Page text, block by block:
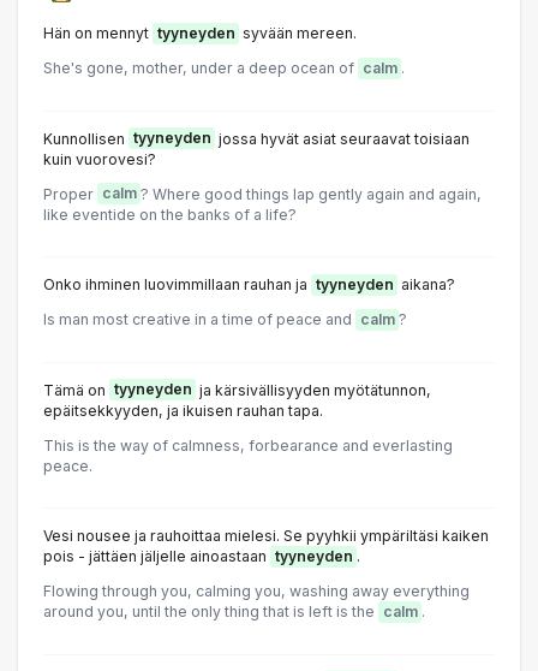
Hän on mennyt tyyneyden syvään mereen.
She's gone, mother, under a deep ocean of calm .
Kunnollisen tyyneyden jossa hyvät asiat seuraavat toisiaan
kuin vuorovesi?
Proper calm ? Where good things lap gently again and again,
like eventide on the banks of a life?
Onko ihminen luovimmillaan rauhan ja tyyneyden aikana?
ls man most creative in a time of peace and calm ?
Tämä on tyyneyden ja kärsivällisyyden myötätunnon,
epäitsekkyyden, ja ikuisen rauhan tapa.
This is the way of calmness, forbearance and everlasting
peace.
Vesi nousee ja rauhoittaa mielesi. Se pyyhkii ympäriltäsi kaiken
pois - jättäen jäljelle ainoastaan tyyneyden .
Flowing through you, calming you, washing away everything
around you, until the only thing that is left is the calm .